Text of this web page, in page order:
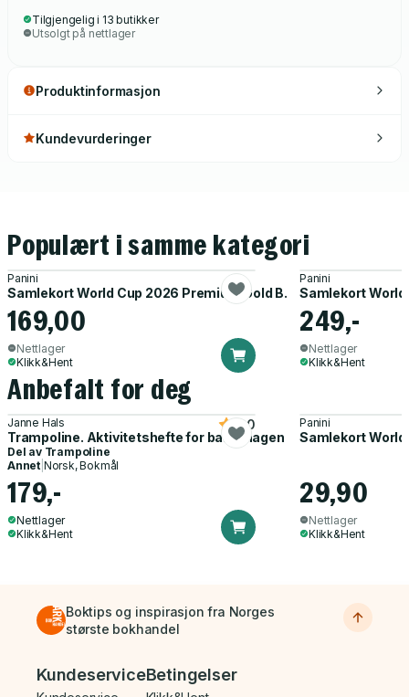
Tilgjengelig i 13 butikker
Utsolgt på nettlager
Produktinformasjon
Kundevurderinger
Populært i samme kategori
Panini
Samlekort World Cup 2026 Premium Gold B.
169,00
Nettlager
Klikk&Hent
Panini
Samlekort
249,-
Nettlager
Klikk&Hent
Anbefalt for deg
Janne Hals
Trampoline. Aktivitetshefte for barnehagen
5.0
Del av Trampoline
Annet Norsk, Bokmål
179,-
Nettlager
Klikk&Hent
Panini
Samlekort
29,90
Nettlager
Klikk&Hent
Boktips og inspirasjon fra Norges
største bokhandel
Bunnmeny
KundeserviceBetingelser